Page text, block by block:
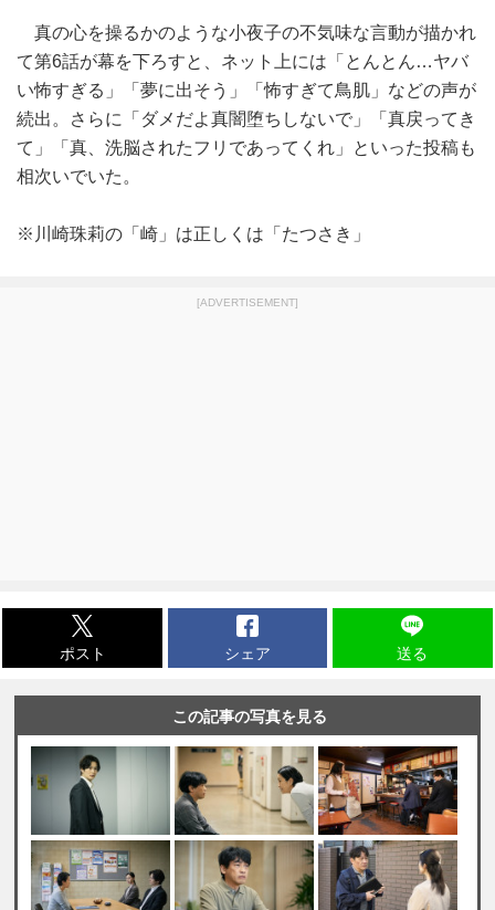
真の心を操るかのような小夜子の不気味な言動が描かれ
て第6話が幕を下ろすと、ネット上には「とんとん…ヤバ
い怖すぎる」「夢に出そう」「怖すぎて鳥肌」などの声が
続出。さらに「ダメだよ真闇堕ちしないで」「真戻ってき
て」「真、洗脳されたフリであってくれ」といった投稿も
相次いでいた。
※川崎珠莉の「崎」は正しくは「たつさき」
[ADVERTISEMENT]
ポスト シェア 送る
この記事の写真を見る